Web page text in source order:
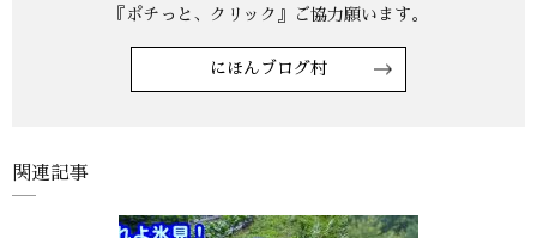
にほんブログ村
関連記事